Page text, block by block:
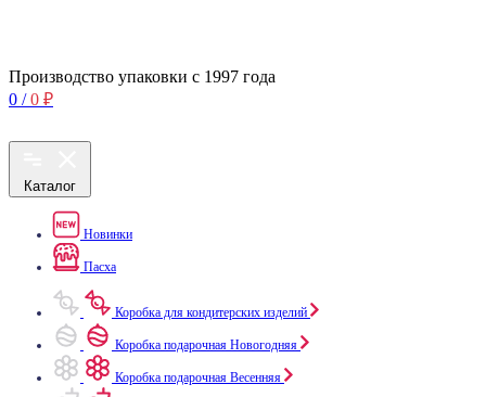
Производство упаковки с 1997 года
0 / 0 ₽
Каталог
Новинки
Пасха
Коробка для кондитерских изделий
Коробка подарочная Новогодняя
Коробка подарочная Весенняя